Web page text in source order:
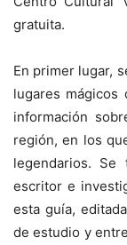
gratuita.
En primer lugar,
lugares mágicos
información
región, en los
legendarios.
escritor e
esta guía,
de estudio y